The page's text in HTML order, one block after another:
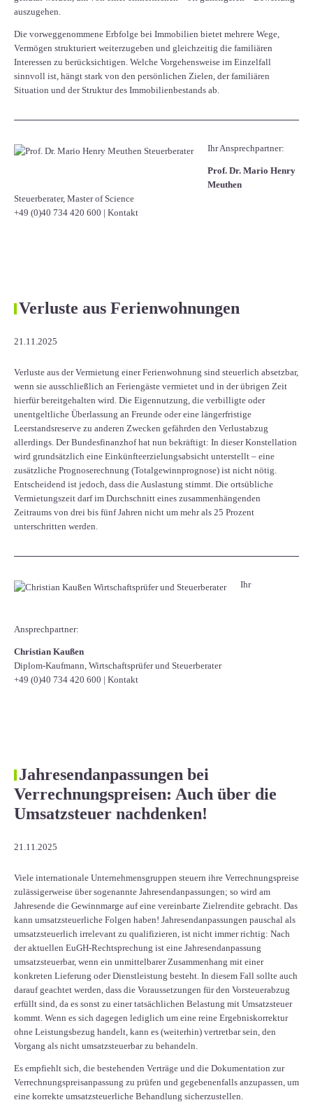
auszugehen.
Die vorweggenommene Erbfolge bei Immobilien bietet mehrere Wege,
Vermögen strukturiert weiterzugeben und gleichzeitig die familiären
Interessen zu berücksichtigen. Welche Vorgehensweise im Einzelfall
sinnvoll ist, hängt stark von den persönlichen Zielen, der familiären
Situation und der Struktur des Immobilienbestands ab.
Ihr Ansprechpartner:
Prof. Dr. Mario Henry
Meuthen
Steuerberater, Master of Science
+49 (0)40 734 420 600 | Kontakt
Verluste aus Ferienwohnungen
21.11.2025
Verluste aus der Vermietung einer Ferienwohnung sind steuerlich absetzbar,
wenn sie ausschließlich an Feriengäste vermietet und in der übrigen Zeit
hierfür bereitgehalten wird. Die Eigennutzung, die verbilligte oder
unentgeltliche Überlassung an Freunde oder eine längerfristige
Leerstandsreserve zu anderen Zwecken gefährden den Verlustabzug
allerdings. Der Bundesfinanzhof hat nun bekräftigt: In dieser Konstellation
wird grundsätzlich eine Einkünfteerzielungsabsicht unterstellt – eine
zusätzliche Prognoserechnung (Totalgewinnprognose) ist nicht nötig.
Entscheidend ist jedoch, dass die Auslastung stimmt. Die ortsübliche
Vermietungszeit darf im Durchschnitt eines zusammenhängenden
Zeitraums von drei bis fünf Jahren nicht um mehr als 25 Prozent
unterschritten werden.
Ihr
Ansprechpartner:
Christian Kaußen
Diplom-Kaufmann, Wirtschaftsprüfer und Steuerberater
+49 (0)40 734 420 600 | Kontakt
Jahresendanpassungen bei
Verrechnungspreisen: Auch über die
Umsatzsteuer nachdenken!
21.11.2025
Viele internationale Unternehmensgruppen steuern ihre Verrechnungspreise
zulässigerweise über sogenannte Jahresendanpassungen; so wird am
Jahresende die Gewinnmarge auf eine vereinbarte Zielrendite gebracht. Das
kann umsatzsteuerliche Folgen haben! Jahresendanpassungen pauschal als
umsatzsteuerlich irrelevant zu qualifizieren, ist nicht immer richtig: Nach
der aktuellen EuGH-Rechtsprechung ist eine Jahresendanpassung
umsatzsteuerbar, wenn ein unmittelbarer Zusammenhang mit einer
konkreten Lieferung oder Dienstleistung besteht. In diesem Fall sollte auch
darauf geachtet werden, dass die Voraussetzungen für den Vorsteuerabzug
erfüllt sind, da es sonst zu einer tatsächlichen Belastung mit Umsatzsteuer
kommt. Wenn es sich dagegen lediglich um eine reine Ergebniskorrektur
ohne Leistungsbezug handelt, kann es (weiterhin) vertretbar sein, den
Vorgang als nicht umsatzsteuerbar zu behandeln.
Es empfiehlt sich, die bestehenden Verträge und die Dokumentation zur
Verrechnungspreisanpassung zu prüfen und gegebenenfalls anzupassen, um
eine korrekte umsatzsteuerliche Behandlung sicherzustellen.